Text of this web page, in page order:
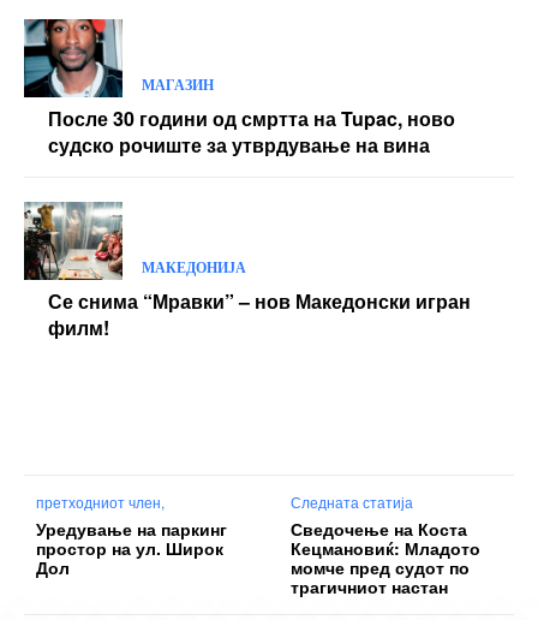
МАГАЗИН
После 30 години од смртта на Tupac, ново
судско рочиште за утврдување на вина
МАКЕДОНИЈА
Се снима “Мравки” – нов Македонски игран
филм!
претходниот член,
Уредување на паркинг
простор на ул. Широк
Дол
Следната статија
Сведочење на Коста
Кецмановиќ: Младото
момче пред судот по
трагичниот настан